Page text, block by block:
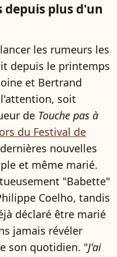
depuis plus d'un
les rumeurs les
depuis le printemps
et Bertrand
soit
de Touche pas à
du Festival de
nouvelles
et même marié.
"Babette"
Coelho, tandis
déclaré être marié
jamais révéler
son quotidien. "J'ai